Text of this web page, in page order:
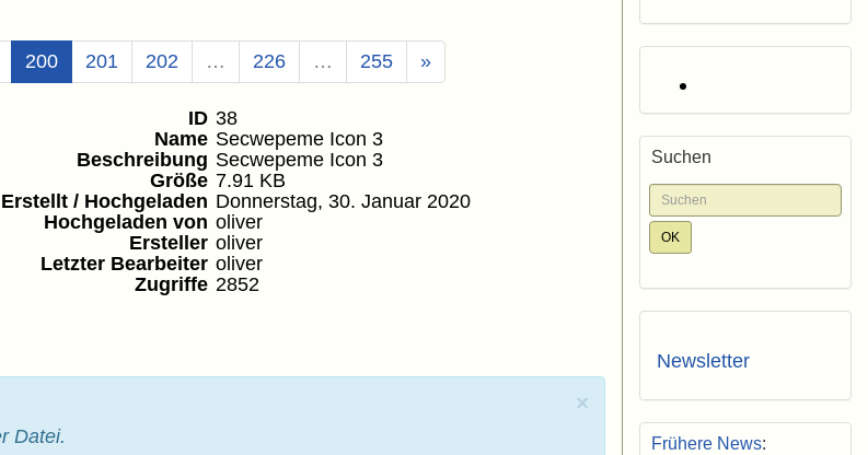
200(Aktuell)
201 202 … 226 … 255 »
ID 38
Name Secwepeme Icon 3
Beschreibung Secwepeme Icon 3
Größe 7.91 KB
Erstellt / Hochgeladen Donnerstag, 30. Januar 2020
Hochgeladen von oliver
Ersteller oliver
Letzter Bearbeiter oliver
Zugriffe 2852
×
Datei.
Suchen
Newsletter
Frühere News: